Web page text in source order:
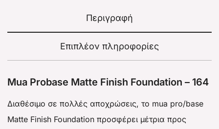
Περιγραφή
Επιπλέον πληροφορίες
Mua Probase Matte Finish Foundation – 164
Διαθέσιμο σε πολλές αποχρώσεις, το mua pro/base
Matte Finish Foundation προσφέρει μέτρια προς